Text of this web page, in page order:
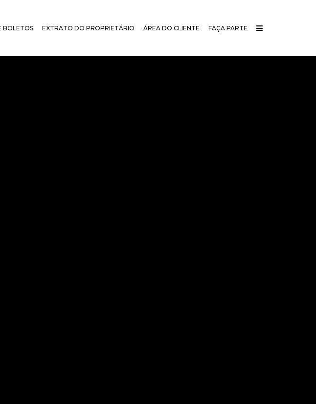
FAÇA PARTE
ÁREA DO CLIENTE
EXTRATO DO PROPRIETÁRIO
BOLETOS